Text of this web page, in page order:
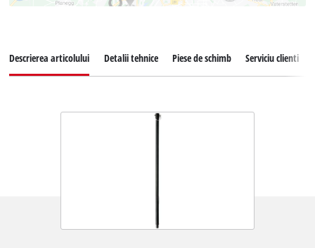
Descrierea articolului Detalii tehnice Piese de schimb Serviciu clienti